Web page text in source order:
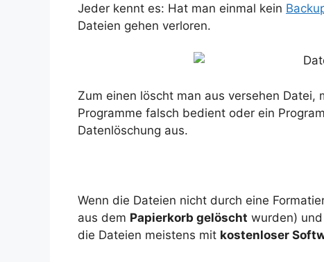
Jeder kennt es: Hat man einmal kein
Dateien gehen verloren.
Zum einen löscht man aus versehen
Programme falsch bedient oder ein
Datenlöschung aus.
Wenn die Dateien nicht durch eine
aus dem Papierkorb gelöscht wurden)
die Dateien meistens mit kostenloser